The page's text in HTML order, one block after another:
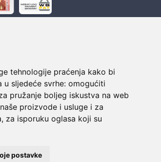
tehnologije praćenja kako bi
u sljedeće svrhe: omogućiti
pružanje boljeg iskustva na web
proizvode i usluge i za
, za isporuku oglasa koji su
postavke
Sigurno obročno plaćanje
Do 24 rata bez kamata